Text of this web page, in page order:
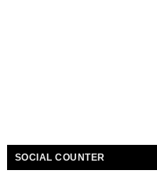
SOCIAL COUNTER